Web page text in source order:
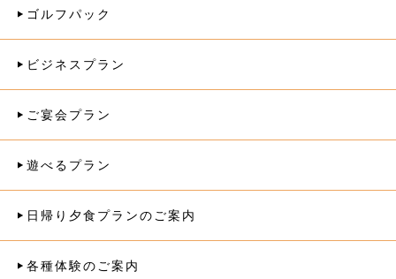
ゴルフパック
ビジネスプラン
ご宴会プラン
遊べるプラン
日帰り夕食プランのご案内
各種体験のご案内